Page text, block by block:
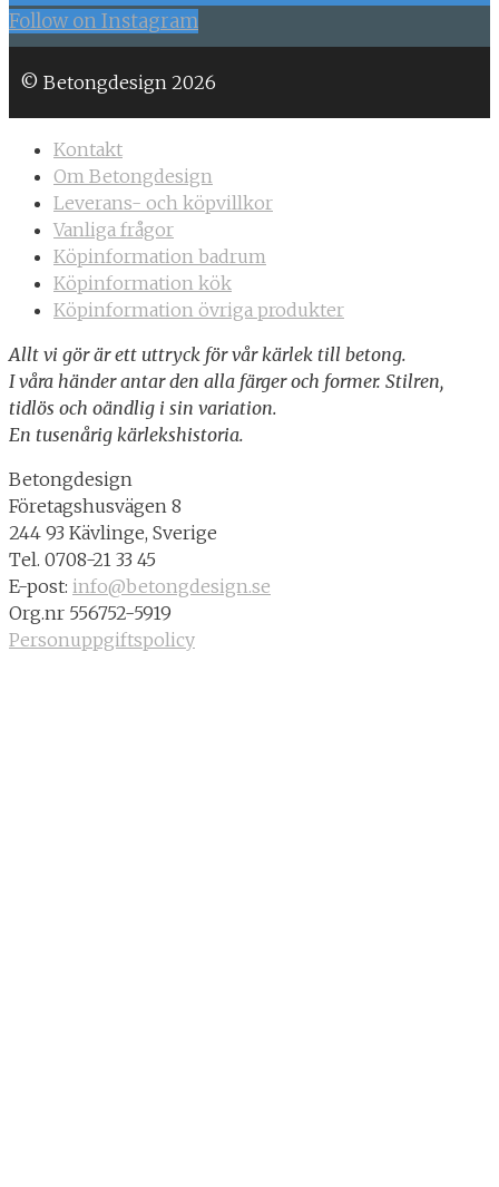
Follow on Instagram
© Betongdesign 2026
Kontakt
Om Betongdesign
Leverans- och köpvillkor
Vanliga frågor
Köpinformation badrum
Köpinformation kök
Köpinformation övriga produkter
Allt vi gör är ett uttryck för vår kärlek till betong.
I våra händer antar den alla färger och former. Stilren,
tidlös och oändlig i sin variation.
En tusenårig kärlekshistoria.
Betongdesign
Företagshusvägen 8
244 93 Kävlinge, Sverige
Tel. 0708-21 33 45
E-post: info@betongdesign.se
Org.nr 556752-5919
Personuppgiftspolicy